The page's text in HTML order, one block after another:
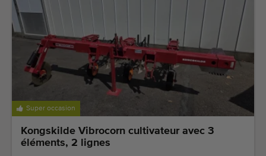
Super occasion
Kongskilde Vibrocorn cultivateur avec 3
éléments, 2 lignes